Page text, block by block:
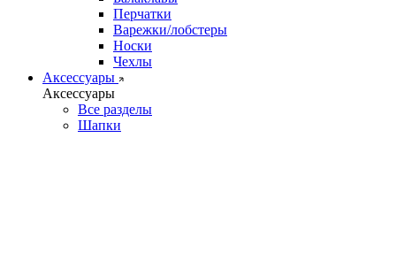
Перчатки
Варежки/лобстеры
Носки
Чехлы
Аксессуары
Аксессуары
Все разделы
Шапки